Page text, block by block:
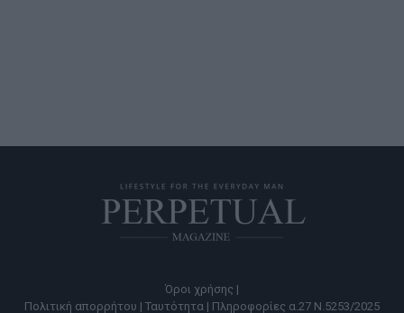
Όροι χρήσης |
Πολιτική απορρήτου | Ταυτότητα | Πληροφορίες α.27 Ν.5253/2025